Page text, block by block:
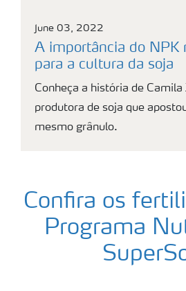
June 03, 2022
A importância do NPK
para a cultura da soja
Conheça a história de Camila
produtora de soja que
mesmo grânulo.
Confira os
Programa